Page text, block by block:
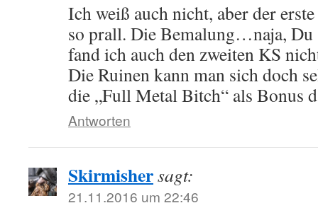
Ich weiß auch nicht, aber der
so prall. Die Bemalung…naja, Du
fand ich auch den zweiten KS
Die Ruinen kann man sich doch
die „Full Metal Bitch“ als Bonus
Antworten
Skirmishersagt:
21.11.2016 um 22:46